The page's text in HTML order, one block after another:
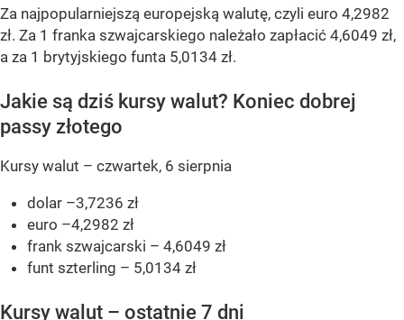
Za najpopularniejszą europejską walutę, czyli euro 4,2982
zł. Za 1 franka szwajcarskiego należało zapłacić 4,6049 zł,
a za 1 brytyjskiego funta 5,0134 zł.
Jakie są dziś kursy walut? Koniec dobrej
passy złotego
Kursy walut – czwartek, 6 sierpnia
dolar –3,7236 zł
euro –4,2982 zł
frank szwajcarski – 4,6049 zł
funt szterling – 5,0134 zł
Kursy walut – ostatnie 7 dni